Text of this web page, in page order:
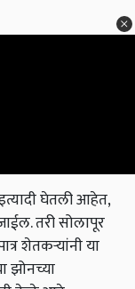
घेतली आहेत,
तरी सोलापूर
शेतकऱ्यांनी या
झोनच्या
केले आहे.